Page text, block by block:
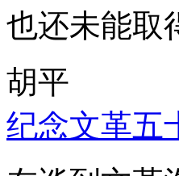
也还未能取
胡平
纪念文革五